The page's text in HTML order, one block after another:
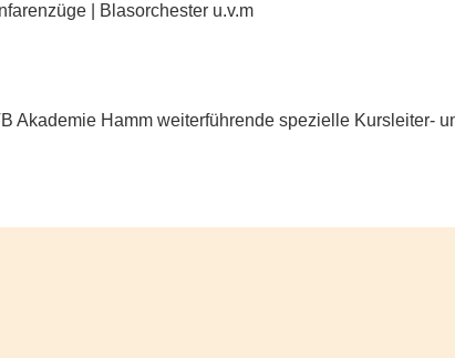
| Blasorchester u.v.m
Akademie Hamm weiterführende spezielle Kursleiter-